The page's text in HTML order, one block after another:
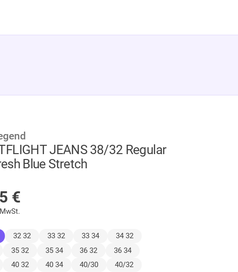
JEANS 38/32 Regular
Blue Stretch
€
(ausgewählt)
32 32 33 32 33 34
34 32
35 32 35 34 36 32
36 34
40 32 40 34 40/30
40/32